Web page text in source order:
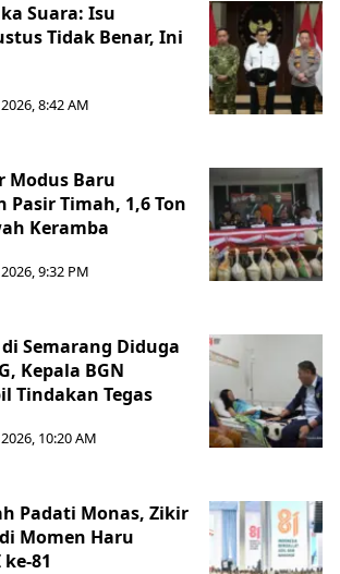
Suara: Isu
Tidak Benar, Ini
8:42 AM
Modus Baru
Pasir Timah, 1,6 Ton
Keramba
9:32 PM
Semarang Diduga
Kepala BGN
Tindakan Tegas
10:20 AM
Padati Monas, Zikir
Momen Haru
81